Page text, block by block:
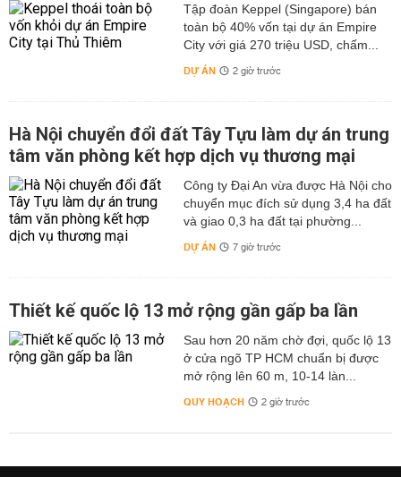
Tập đoàn Keppel (Singapore) bán
toàn bộ 40% vốn tại dự án Empire
City với giá 270 triệu USD, chấm...
DỰ ÁN 2 giờ trước
Hà Nội chuyển đổi đất Tây Tựu làm dự án trung
tâm văn phòng kết hợp dịch vụ thương mại
Công ty Đại An vừa được Hà Nội cho
chuyển mục đích sử dụng 3,4 ha đất
và giao 0,3 ha đất tại phường...
DỰ ÁN 7 giờ trước
Thiết kế quốc lộ 13 mở rộng gần gấp ba lần
Sau hơn 20 năm chờ đợi, quốc lộ 13
ở cửa ngõ TP HCM chuẩn bị được
mở rộng lên 60 m, 10-14 làn...
QUY HOẠCH 2 giờ trước